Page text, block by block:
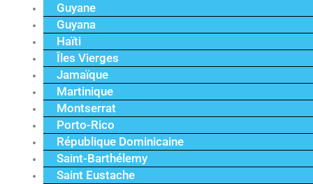
Guyane
Guyana
Haïti
Îles Vierges
Jamaïque
Martinique
Montserrat
Porto-Rico
République Dominicaine
Saint-Barthélemy
Saint Eustache